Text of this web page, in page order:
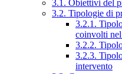
3.1. Obiettivi del
3.2. Tipologie di
3.2.1.
coinvolti
3.2.2.
3.2.3.
intervento